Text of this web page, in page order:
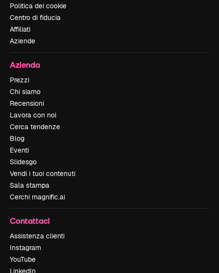
Politica dei cookie
Centro di fiducia
Affiliati
Aziende
Azienda
Prezzi
Chi siamo
Recensioni
Lavora con noi
Cerca tendenze
Blog
Eventi
Slidesgo
Vendi i tuoi contenuti
Sala stampa
Cerchi magnific.ai
Contattaci
Assistenza clienti
Instagram
YouTube
LinkedIn